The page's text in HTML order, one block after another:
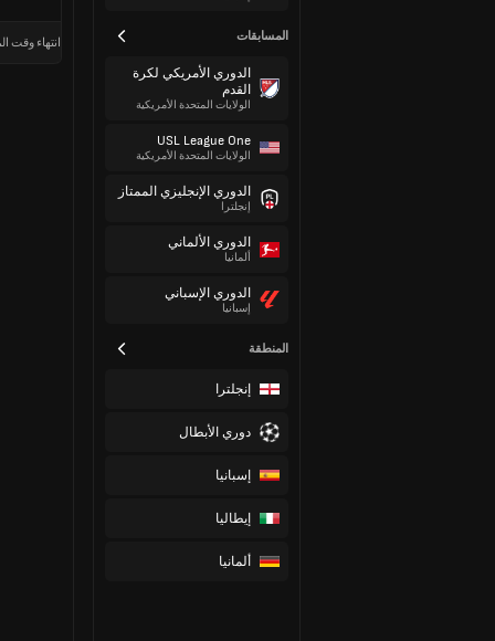
المسابقات
الدوري الأمريكي لكرة
القدم
الولايات المتحدة الأمريكية
USL League One
الولايات المتحدة الأمريكية
الدوري الإنجليزي الممتاز
إنجلترا
الدوري الألماني
ألمانيا
الدوري الإسباني
إسبانيا
المنطقة
إنجلترا
دوري الأبطال
إسبانيا
إيطاليا
ألمانيا
انتهاء وقت